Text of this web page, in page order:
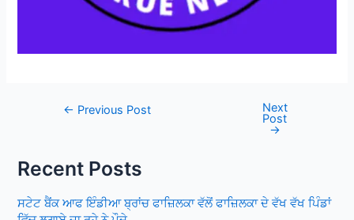
Post← Previous Post Next
Post
→
Recent Posts
ਸਟੇਟ ਬੈਂਕ ਆਫ ਇੰਡੀਆ ਬ੍ਰਾਂਚ ਫਾਜ਼ਿਲਕਾ ਵੱਲੋਂ ਫਾਜ਼ਿਲਕਾ ਦੇ ਵੱਖ ਵੱਖ ਪਿੰਡਾਂ